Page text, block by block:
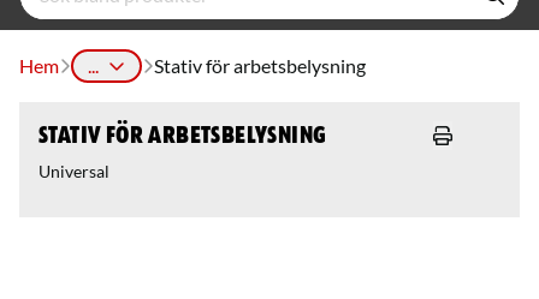
Hem ... Stativ för arbetsbelysning
Stativ för arbetsbelysning
Universal